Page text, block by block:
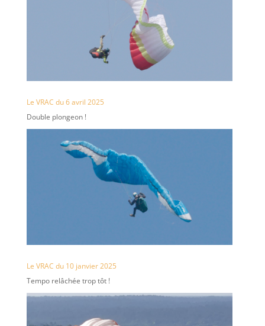
Le VRAC du 6 avril 2025
Double plongeon !
Le VRAC du 10 janvier 2025
Tempo relâchée trop tôt !